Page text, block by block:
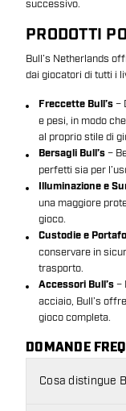
successivo.
PRODOTTI
Bull’s Netherlands
dai giocatori di tutti i
Freccette Bull’s–
e pesi, in modo
al proprio stile di
Bersagli Bull’s–
perfetti sia per
Illuminazione e
una maggiore
gioco.
Custodie e
conservare in
trasporto.
Accessori Bull’s–
acciaio, Bull’s
gioco completa.
DOMANDE
Cosa distingue